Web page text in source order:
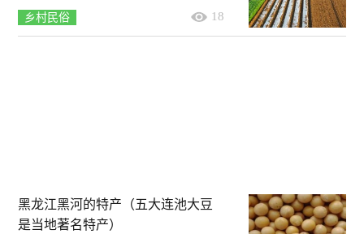
乡村民俗 18
黑龙江黑河的特产（五大连池大豆
是当地著名特产）